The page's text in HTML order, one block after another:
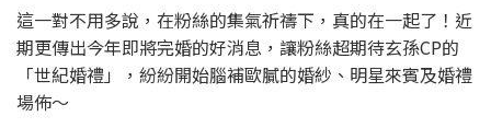
這一對不用多說，在粉絲的集氣祈禱下，真的在一起了！近
期更傳出今年即將完婚的好消息，讓粉絲超期待玄孫CP的
「世紀婚禮」，紛紛開始腦補歐膩的婚紗、明星來賓及婚禮
場佈～